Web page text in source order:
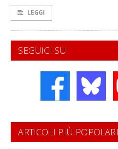
LEGGI
SEGUICI SU
ARTICOLI PIÙ POPOLARI